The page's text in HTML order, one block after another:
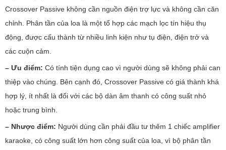
Crossover Passive không cần nguồn điện trợ lực và không cần căn
chỉnh. Phân tần của loa là một tổ hợp các mạch lọc tín hiệu thụ
động, được cấu thành từ nhiều linh kiện như tụ điện, điện trở và
các cuộn cảm.
– Ưu điểm: Có tính tiện dụng cao vì người dùng sẽ không phải can
thiệp vào chúng. Bên cạnh đó, Crossover Passive có giá thành khá
hợp lý, ít nhất là đối với các bộ dàn âm thanh có công suất nhỏ
hoặc trung bình.
– Nhược điểm: Người dùng cần phải đầu tư thêm 1 chiếc amplifier
karaoke, có công suất lớn hơn công suất của loa, vì bộ phân tần